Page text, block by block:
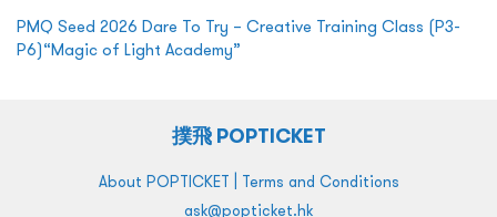
PMQ Seed 2026 Dare To Try – Creative Training Class (P3-
P6)“Magic of Light Academy”
撲飛 POPTICKET
About POPTICKET | Terms and Conditions
ask@popticket.hk